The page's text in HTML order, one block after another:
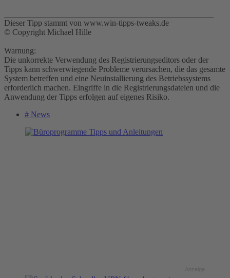
Dieser Tipp stammt von www.win-tipps-tweaks.de
© Copyright Michael Hille
Warnung:
Die unkorrekte Verwendung des Registrierungseditors oder der
Tipps kann schwerwiegende Probleme verursachen, die das gesamte
System betreffen und eine Neuinstallierung des Betriebssystems
erforderlich machen. Eingriffe in die Registrierungsdateien und die
Anwendung der Tipps erfolgen auf eigenes Risiko.
# News